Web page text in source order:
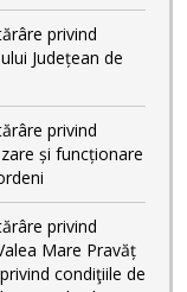
privind
Județean de
privind
și funcționare
privind
Mare Pravăț
condiţiile de